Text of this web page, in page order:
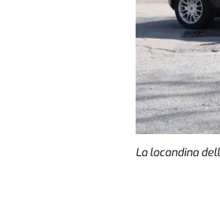
La locandina